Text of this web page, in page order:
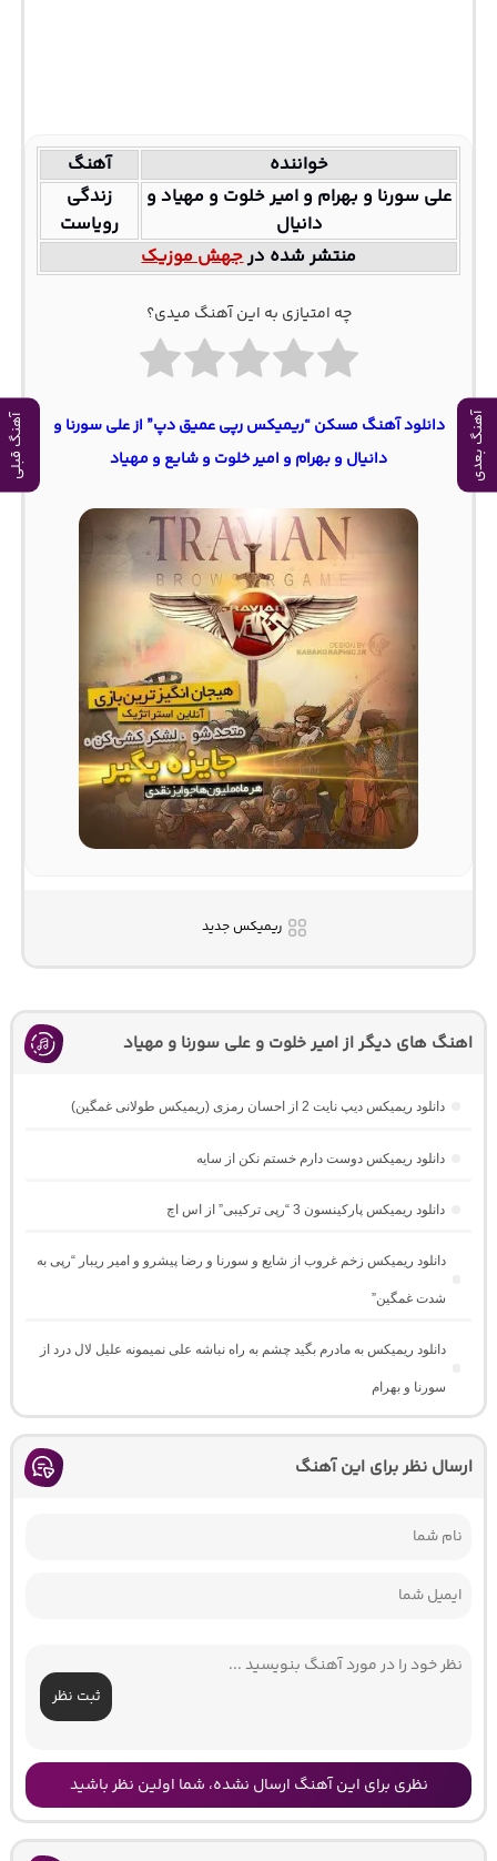
آهنگ بعدی آهنگ قبلی
خواننده
آهنگ
علی سورنا و بهرام و امیر خلوت و مهیاد و
دانیال
زندگی
رویاست
منتشر شده درجهش موزیک
چه امتیازی به این آهنگ میدی؟
دانلود آهنگ مسکن “ریمیکس رپی عمیق دپ” از علی سورنا و
دانیال و بهرام و امیر خلوت و شایع و مهیاد
ریمیکس جدید
اهنگ های دیگر از امیر خلوت و علی سورنا و مهیاد
دانلود ریمیکس دیپ نایت 2 از احسان رمزی (ریمیکس طولانی غمگین)
دانلود ریمیکس دوست دارم خستم نکن از سایه
دانلود ریمیکس پارکینسون 3 “رپی ترکیبی” از اس اچ
دانلود ریمیکس زخم غروب از شایع و سورنا و رضا پیشرو و امیر ریبار “رپی به
شدت غمگین”
دانلود ریمیکس به مادرم بگید چشم به راه نباشه علی نمیمونه علیل لال درد از
سورنا و بهرام
ارسال نظر برای این آهنگ
ثبت نظر
نظری برای این آهنگ ارسال نشده، شما اولین نظر باشید